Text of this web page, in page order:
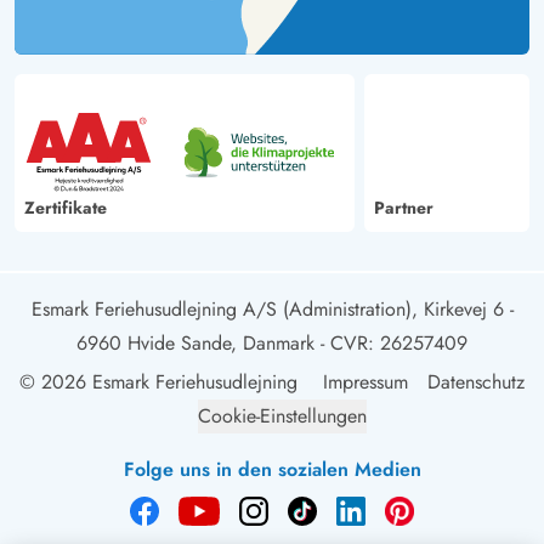
Deutschland
Wir waren voll zufrieden. Toller Poolbereich und der
Rest war auch i.O.
Zertifikate Partner
Esmark Feriehusudlejning A/S (Administration), Kirkevej 6 -
6960 Hvide Sande, Danmark - CVR: 26257409
© 2026 Esmark Feriehusudlejning
Impressum
Datenschutz
Cookie-Einstellungen
Folge uns in den sozialen Medien